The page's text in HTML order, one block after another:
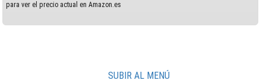
para ver el precio actual en Amazon.es
SUBIR AL MENÚ